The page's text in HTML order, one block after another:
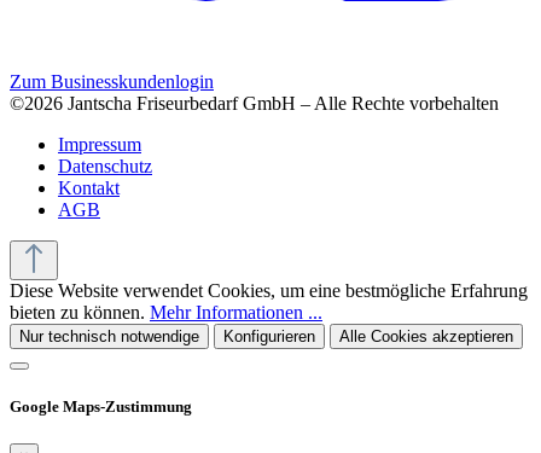
Zum Businesskundenlogin
©2026 Jantscha Friseurbedarf GmbH – Alle Rechte vorbehalten
Impressum
Datenschutz
Kontakt
AGB
Diese Website verwendet Cookies, um eine bestmögliche Erfahrung
bieten zu können. Mehr Informationen ...
Nur technisch notwendige Konfigurieren Alle Cookies akzeptieren
Google Maps-Zustimmung